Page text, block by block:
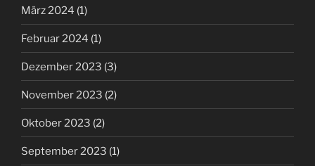
März 2024 (1)
Februar 2024 (1)
Dezember 2023 (3)
November 2023 (2)
Oktober 2023 (2)
September 2023 (1)